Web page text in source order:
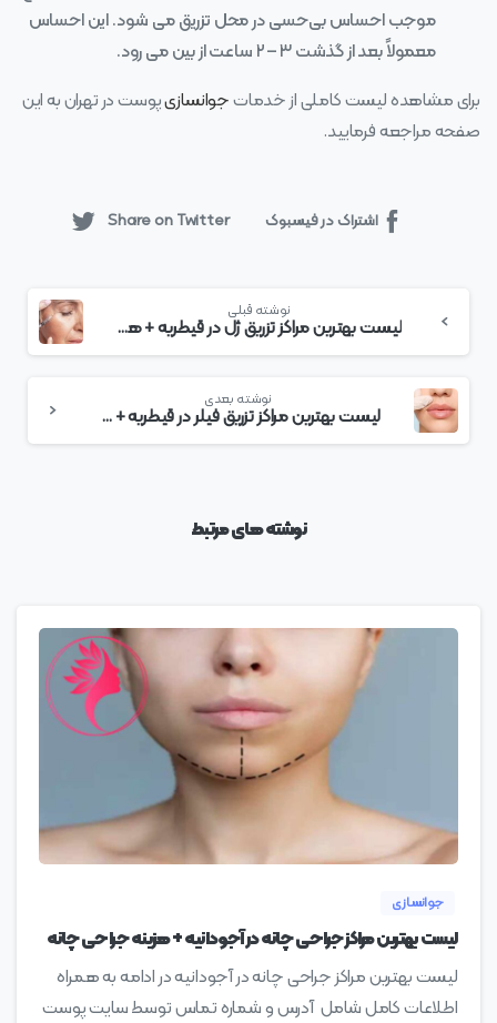
موجب احساس بی‌حسی در محل تزریق می‌ شود. این احساس
معمولاً بعد از گذشت ۳ – ۲ ساعت از بین می‌ رود.
برای مشاهده لیست کاملی از خدماتجوانسازیپوست در تهران به این
صفحه مراجعه فرمایید.
اشتراک در فیسبوک Share on Twitter
بخوانید
نوشته قبلی
لیست بهترین مراکز تزریق ژل در قیطریه + هزینه تزریق ژل
نوشته بعدی
لیست بهترین مراکز تزریق فیلر در قیطریه + هزینه تزریق فیلر
نوشته های مرتبط
0
جوانسازی
لیست بهترین مراکز جراحی چانه در آجودانیه + هزینه جراحی چانه
لیست بهترین مراکز جراحی چانه در آجودانیه در ادامه به همراه
اطلاعات کامل شامل آدرس و شماره تماس توسط سایت پوست